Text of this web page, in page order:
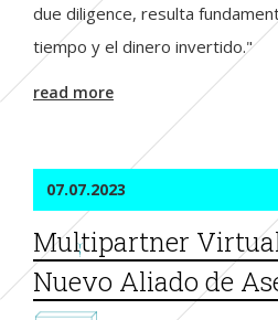
due diligence, resulta
tiempo y el dinero invertido."
read more
07.07.2023
Multipartner
Nuevo Aliado de